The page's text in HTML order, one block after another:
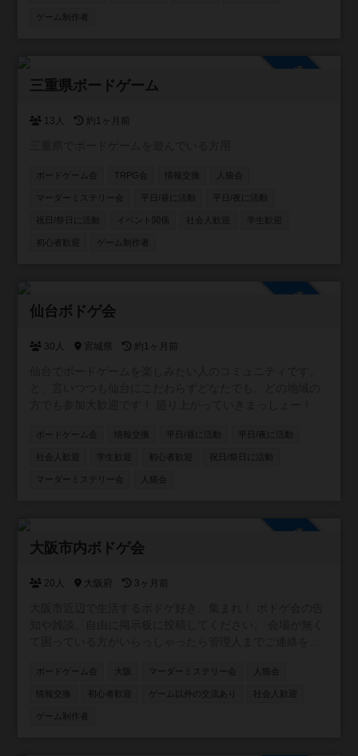
ゲーム制作者
三重県ボードゲーム
13人 約1ヶ月前
ボードゲーム会 TRPG会 情報交換 人狼会
マーダーミステリー会 平日/昼に活動 平日/夜に活動
祝日/祭日に活動 イベント関係 社会人歓迎 学生歓迎
初心者歓迎 ゲーム制作者
仙台ボドゲ会
30人 宮城県 約1ヶ月前
ボードゲーム会 情報交換 平日/昼に活動 平日/夜に活動
社会人歓迎 学生歓迎 初心者歓迎 祝日/祭日に活動
マーダーミステリー会 人狼会
大阪市内ボドゲ会
20人 大阪府 3ヶ月前
ボードゲーム会 大阪 マーダーミステリー会 人狼会
情報交換 初心者歓迎 ゲーム以外の交流あり 社会人歓迎
ゲーム制作者